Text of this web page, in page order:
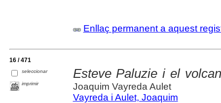
Enllaç permanent a aquest
16 / 471
seleccionar
imprimir
Esteve Paluzie i el
Joaquim Vayreda Aulet
Vayreda i Aulet, Joaquim